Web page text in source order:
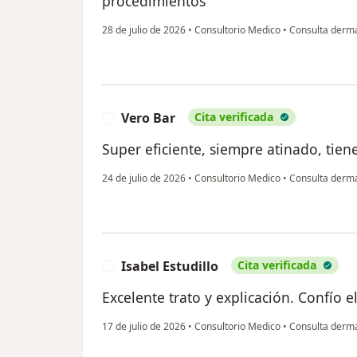
28 de julio de 2026 • Consultorio Medico • Consulta
Vero Bar Cita verificada
Super eficiente, siempre atinado,
24 de julio de 2026 • Consultorio Medico • Consulta
Isabel Estudillo Cita verificada
Excelente trato y explicación. Confío
17 de julio de 2026 • Consultorio Medico • Consulta